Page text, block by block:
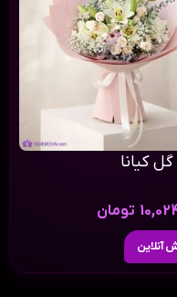
کیانا
تومان
آنلاین